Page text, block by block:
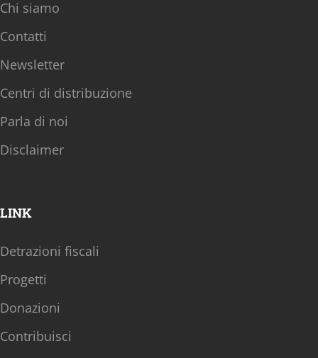
Chi siamo
Contatti
Newsletter
Centri di distribuzione
Parla di noi
Disclaimer
LINK
Detrazioni fiscali
Progetti
Donazioni
Contribuisci